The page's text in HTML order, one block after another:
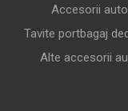
Accesorii auto
Tavite portbagaj
Alte accesorii